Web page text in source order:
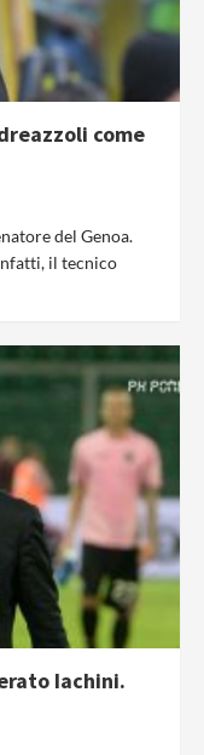
come
del Genoa.
il tecnico
Iachini.